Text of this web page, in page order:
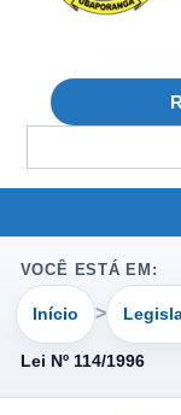
for:
VOCÊ ESTÁ EM:
Início
Lei Nº 114/1996